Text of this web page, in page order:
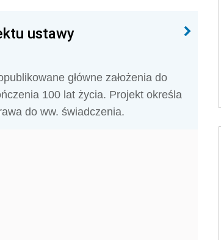
ustawy
główne założenia do
100 lat życia. Projekt określa
do ww. świadczenia.